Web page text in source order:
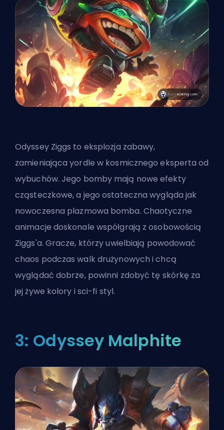
Odyssey Ziggs to eksplozja zabawy,
zamieniająca yordle w kosmicznego eksperta od
wybuchów. Jego bomby mają nowe efekty
cząsteczkowe, a jego ostateczna wygląda jak
nowoczesna plazmowa bomba. Chaotyczne
animacje doskonale współgrają z osobowością
Ziggs'a. Gracze, którzy uwielbiają powodować
chaos podczas walk drużynowych i chcą
wyglądać dobrze, powinni zdobyć tę skórkę za
jej żywe kolory i sci-fi styl.
3: Odyssey Malphite